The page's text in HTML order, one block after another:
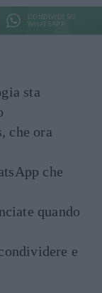
CONDIVIDI SU
WHATSAPP
sta
che ora
che
quando
e